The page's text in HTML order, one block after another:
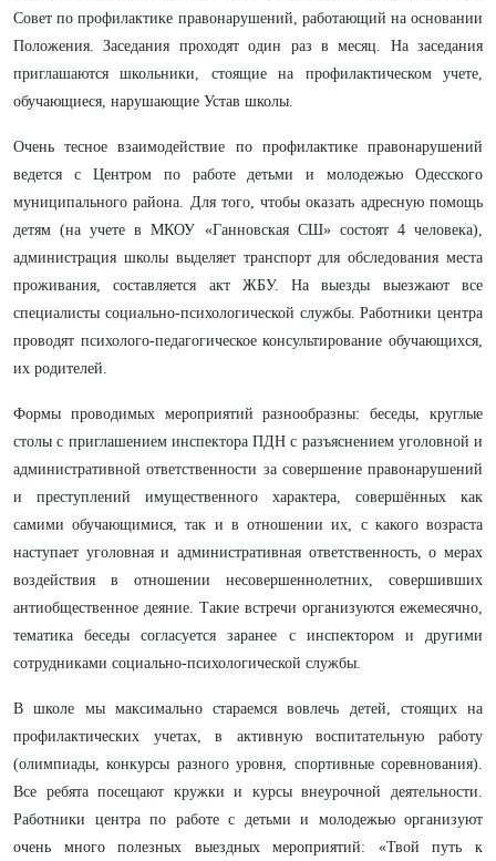
Совет по профилактике правонарушений, работающий на основании
Положения. Заседания проходят один раз в месяц. На заседания
приглашаются школьники, стоящие на профилактическом учете,
обучающиеся, нарушающие Устав школы.
Очень тесное взаимодействие по профилактике правонарушений
ведется с Центром по работе детьми и молодежью Одесского
муниципального района. Для того, чтобы оказать адресную помощь
детям (на учете в МКОУ «Ганновская СШ» состоят 4 человека),
администрация школы выделяет транспорт для обследования места
проживания, составляется акт ЖБУ. На выезды выезжают все
специалисты социально-психологической службы. Работники центра
проводят психолого-педагогическое консультирование обучающихся,
их родителей.
Формы проводимых мероприятий разнообразны: беседы, круглые
столы с приглашением инспектора ПДН с разъяснением уголовной и
административной ответственности за совершение правонарушений
и преступлений имущественного характера, совершённых как
самими обучающимися, так и в отношении их, с какого возраста
наступает уголовная и административная ответственность, о мерах
воздействия в отношении несовершеннолетних, совершивших
антиобщественное деяние. Такие встречи организуются ежемесячно,
тематика беседы согласуется заранее с инспектором и другими
сотрудниками социально-психологической службы.
В школе мы максимально стараемся вовлечь детей, стоящих на
профилактических учетах, в активную воспитательную работу
(олимпиады, конкурсы разного уровня, спортивные соревнования).
Все ребята посещают кружки и курсы внеурочной деятельности.
Работники центра по работе с детьми и молодежью организуют
очень много полезных выездных мероприятий: «Твой путь к